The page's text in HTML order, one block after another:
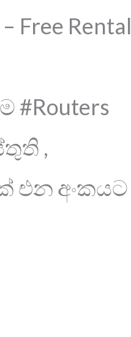
Free Rental
#Routers
,
එන අංකයට